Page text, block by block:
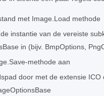
met Image.Load methode
instantie van de vereiste
in (bijv. BmpOptions,
methode aan
door met de extensie ICO